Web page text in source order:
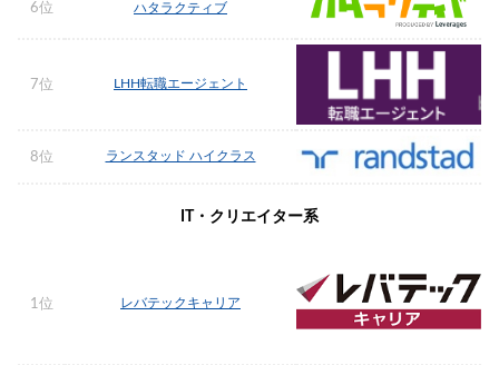
6位 ハタラクティブ
7位 LHH転職エージェント
8位 ランスタッド ハイクラス
IT・クリエイター系
1位 レバテックキャリア